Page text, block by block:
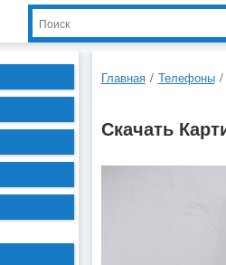
Главная / Телефоны /
Скачать